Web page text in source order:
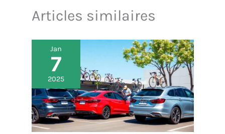
Articles similaires
Jan
7
2025